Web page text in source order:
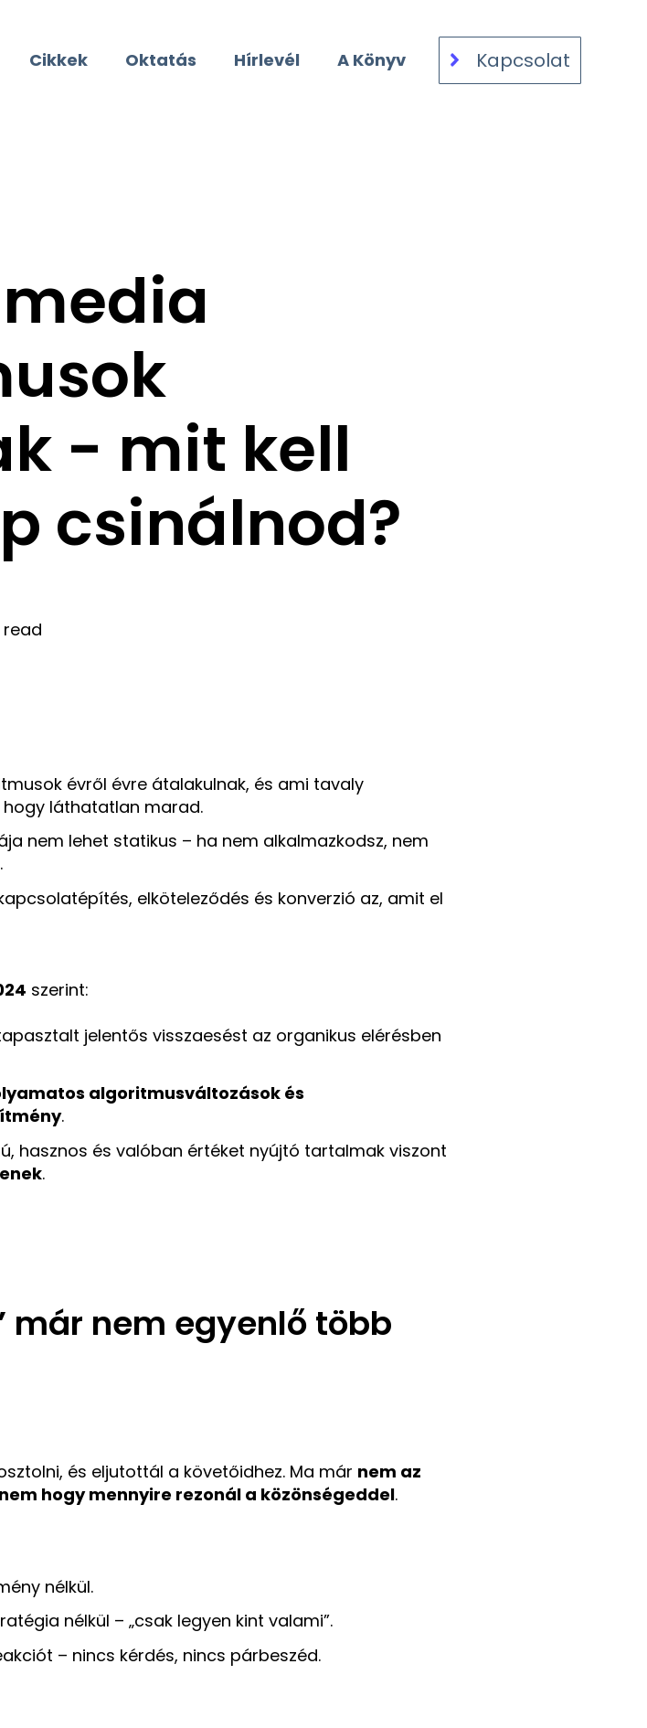
submenu for Google Ads
Cikkek Oktatás Hírlevél A Könyv Kapcsolat
- mit kell
csinálnod?
read
évről évre átalakulnak, és ami tavaly
láthatatlan marad.
nem lehet statikus – ha nem alkalmazkodsz, nem
elköteleződés és konverzió az, amit el
szerint:
jelentős visszaesést az organikus elérésben
algoritmusváltozások és
.
hasznos és valóban értéket nyújtó tartalmak viszont
.
már nem egyenlő több
és eljutottál a követőidhez. Ma már nem az
hogy mennyire rezonál a közönségeddel.
nélkül.
nélkül – „csak legyen kint valami”.
– nincs kérdés, nincs párbeszéd.